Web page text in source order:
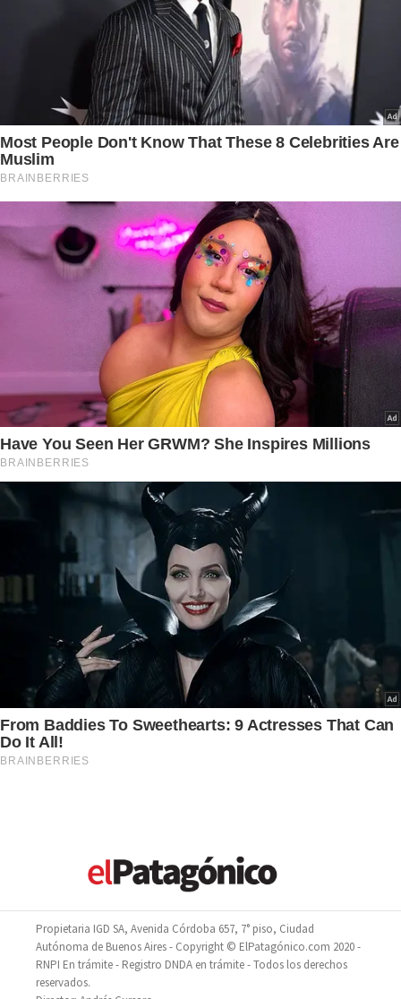
Propietaria IGD SA, Avenida Córdoba 657, 7° piso, Ciudad
Autónoma de Buenos Aires - Copyright © ElPatagónico.com 2020 -
RNPI En trámite - Registro DNDA en trámite - Todos los derechos
reservados.